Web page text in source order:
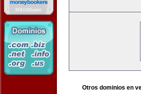
Otros dominios en